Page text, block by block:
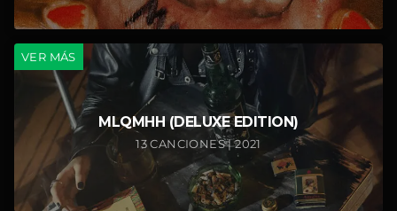
Leche de tigre (ft. Adrián Quesada)
Macchia Nera
Colibrí
PhD
4 del 20
VER MÁS
MLQMHH (DELUXE EDITION)
13 CANCIONES | 2021